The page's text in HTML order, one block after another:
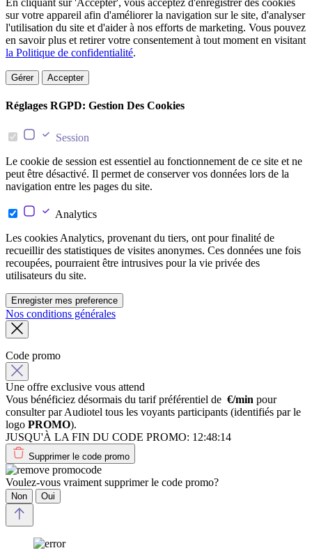
En cliquant sur 'Accepter', vous acceptez d'enregistrer des cookies
sur votre appareil afin d'améliorer la navigation sur le site, d'analyser
l'utilisation du site et d'aider à nos efforts de marketing. Vous pouvez
en savoir plus et retirer votre consentement à tout moment en visitant
la Politique de confidentialité.
Gérer Accepter
Réglages RGPD: Gestion Des Cookies
Session
Le cookie de session est essentiel au fonctionnement de ce site et ne
peut être désactivé. Il permet de conserver vos données lors de la
navigation entre les pages du site.
Analytics
Les cookies Analytics, provenant du tiers, ont pour finalité de
recueillir des statistiques de visites anonymes. Ces données une fois
recoupées, pourraient être intrusives pour la vie privée des
utilisateurs du site.
Enregister mes preference
Nos conditions générales
Code promo
Une offre exclusive vous attend
Vous bénéficiez désormais du tarif préférentiel de €/min pour
consulter par Audiotel tous les voyants participants (identifiés par le
logo PROMO).
JUSQU'À LA FIN DU CODE PROMO: 12:48:14
Supprimer le code promo
Voulez-vous vraiment supprimer le code promo?
Non Oui